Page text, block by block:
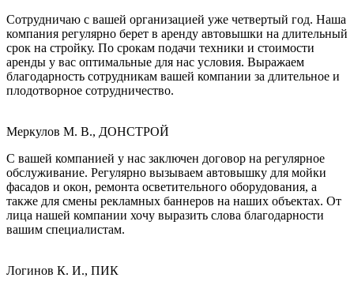
Сотрудничаю с вашей организацией уже четвертый год. Наша
компания регулярно берет в аренду автовышки на длительный
срок на стройку. По срокам подачи техники и стоимости
аренды у вас оптимальные для нас условия. Выражаем
благодарность сотрудникам вашей компании за длительное и
плодотворное сотрудничество.
Меркулов М. В., ДОНСТРОЙ
С вашей компанией у нас заключен договор на регулярное
обслуживание. Регулярно вызываем автовышку для мойки
фасадов и окон, ремонта осветительного оборудования, а
также для смены рекламных баннеров на наших объектах. От
лица нашей компании хочу выразить слова благодарности
вашим специалистам.
Логинов К. И., ПИК